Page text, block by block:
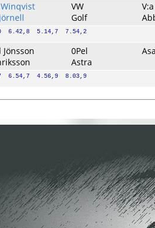
VW
Golf
6.42,8  5.14,7  7.54,2
Jönsson
0Pel
Astra
6.54,7  4.56,9  8.03,9